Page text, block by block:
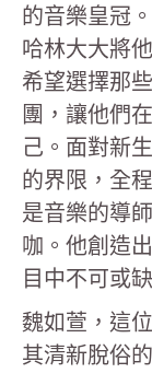
的音樂皇冠
哈林大大將
希望選擇那
團，讓他們
己。面對新
的界限，全
是音樂的導
咖。他創造
目中不可或
魏如萱，這
其清新脫俗